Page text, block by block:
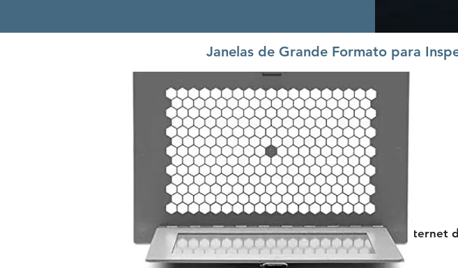
Janelas de Grande Formato para
I.O.T Internet